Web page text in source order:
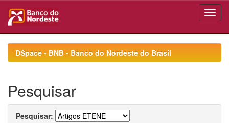
navigationDSpace - BNB - Banco do Nordeste do Brasil
Pesquisar
Pesquisar: